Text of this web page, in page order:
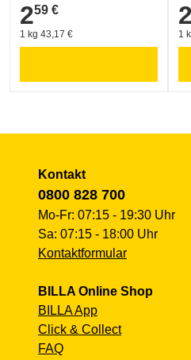
2,59 €
259 €
1 kg 43,17 €
2
1
Kontakt
0800 828 700
Mo-Fr: 07:15 - 19:30 Uhr
Sa: 07:15 - 18:00 Uhr
Kontaktformular
BILLA Online Shop
BILLA App
Click & Collect
FAQ